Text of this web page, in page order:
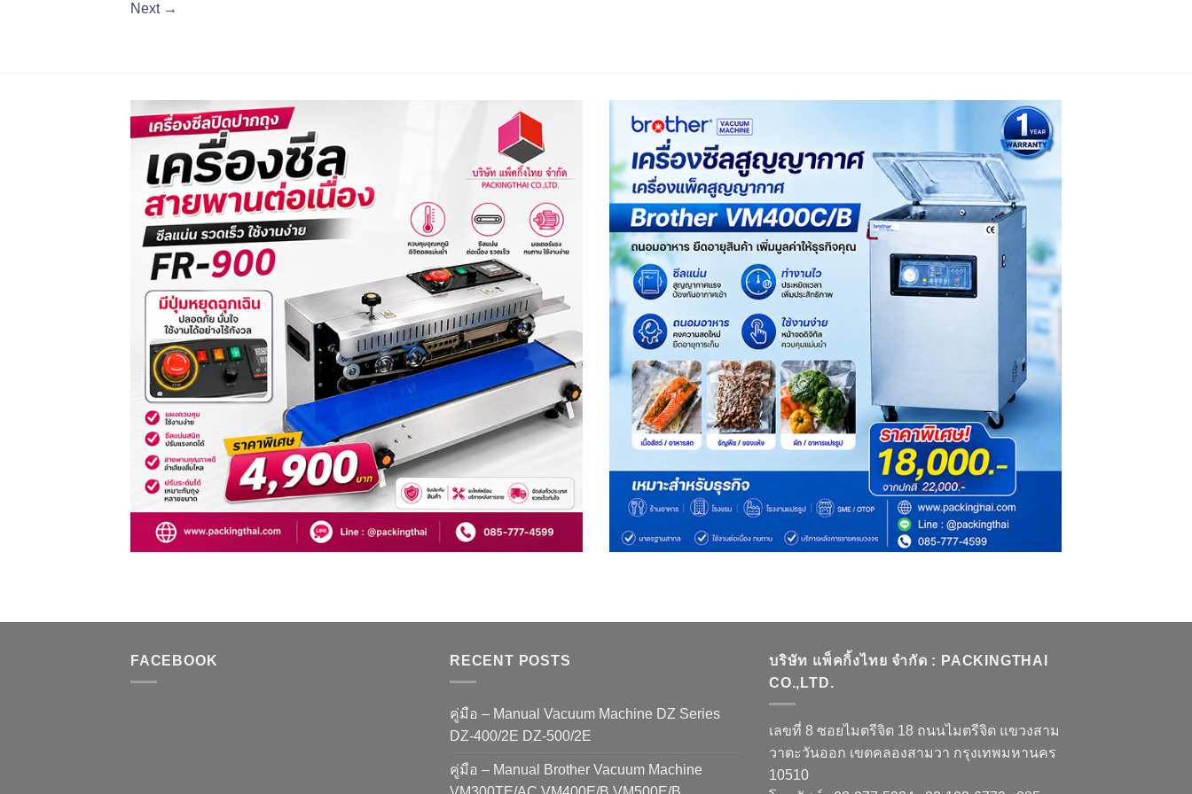
Next →
FACEBOOK RECENT POSTS
คู่มือ – Manual Vacuum Machine DZ Series
DZ-400/2E DZ-500/2E
คู่มือ – Manual Brother Vacuum Machine
บริษัท แพ็คกิ้งไทย จำกัด : PACKINGTHAI
CO.,LTD.
เลขที่ 8 ซอยไมตรีจิต 18 ถนนไมตรีจิต แขวงสาม
วาตะวันออก เขตคลองสามวา กรุงเทพมหานคร
10510